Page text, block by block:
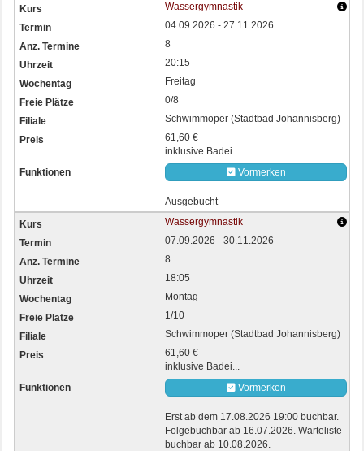
Wassergymnastik
04.09.2026 - 27.11.2026
8
20:15
Freitag
0/8
Schwimmoper (Stadtbad Johannisberg)
61,60 €
inklusive Badei...
Vormerken
Ausgebucht
Wassergymnastik
07.09.2026 - 30.11.2026
8
18:05
Montag
1/10
Schwimmoper (Stadtbad Johannisberg)
61,60 €
inklusive Badei...
Vormerken
Erst ab dem 17.08.2026 19:00 buchbar.
Folgebuchbar ab 16.07.2026. Warteliste
buchbar ab 10.08.2026.